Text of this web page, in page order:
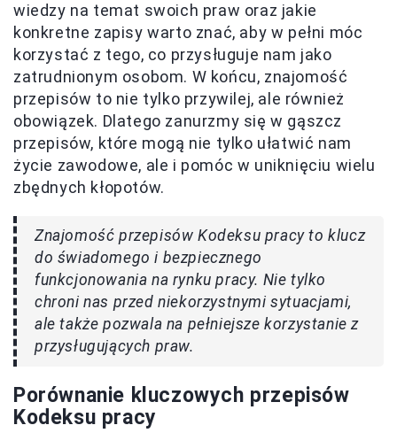
wiedzy na temat swoich praw oraz jakie
konkretne zapisy warto znać, aby w pełni móc
korzystać z tego, co przysługuje nam jako
zatrudnionym osobom. W końcu, znajomość
przepisów to nie tylko przywilej, ale również
obowiązek. Dlatego zanurzmy się w gąszcz
przepisów, które mogą nie tylko ułatwić nam
życie zawodowe, ale i pomóc w uniknięciu wielu
zbędnych kłopotów.
Znajomość przepisów Kodeksu pracy to klucz
do świadomego i bezpiecznego
funkcjonowania na rynku pracy. Nie tylko
chroni nas przed niekorzystnymi sytuacjami,
ale także pozwala na pełniejsze korzystanie z
przysługujących praw.
Porównanie kluczowych przepisów
Kodeksu pracy